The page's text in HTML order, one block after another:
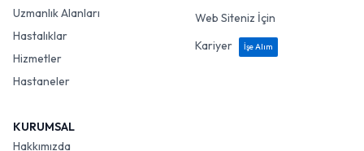
Uzmanlık Alanları
Hastalıklar
Hizmetler
Hastaneler
Web Siteniz İçin
Kariyer
İşe Alım
KURUMSAL
Hakkımızda